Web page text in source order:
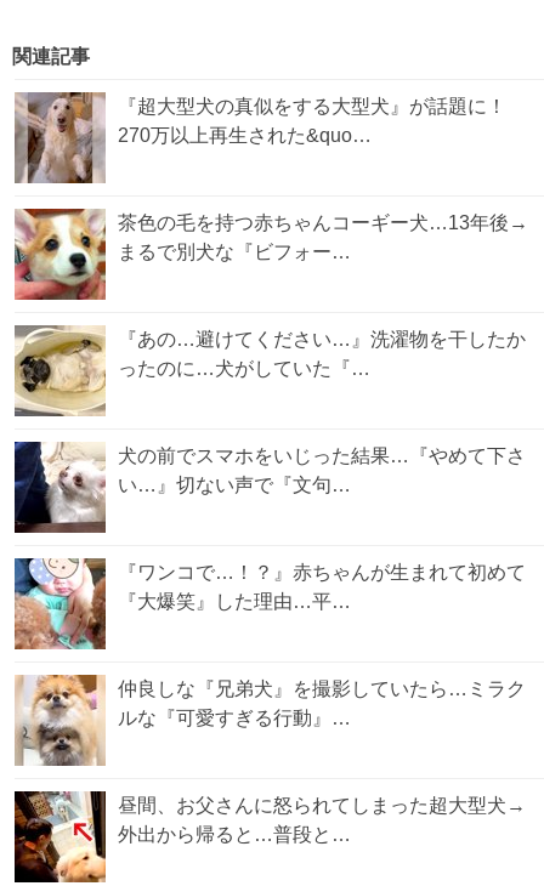
関連記事
『超大型犬の真似をする大型犬』が話題に！
270万以上再生された&quo…
茶色の毛を持つ赤ちゃんコーギー犬…13年後→
まるで別犬な『ビフォー…
『あの…避けてください…』洗濯物を干したか
ったのに…犬がしていた『…
犬の前でスマホをいじった結果…『やめて下さ
い…』切ない声で『文句…
『ワンコで…！？』赤ちゃんが生まれて初めて
『大爆笑』した理由…平…
仲良しな『兄弟犬』を撮影していたら…ミラク
ルな『可愛すぎる行動』…
昼間、お父さんに怒られてしまった超大型犬→
外出から帰ると…普段と…